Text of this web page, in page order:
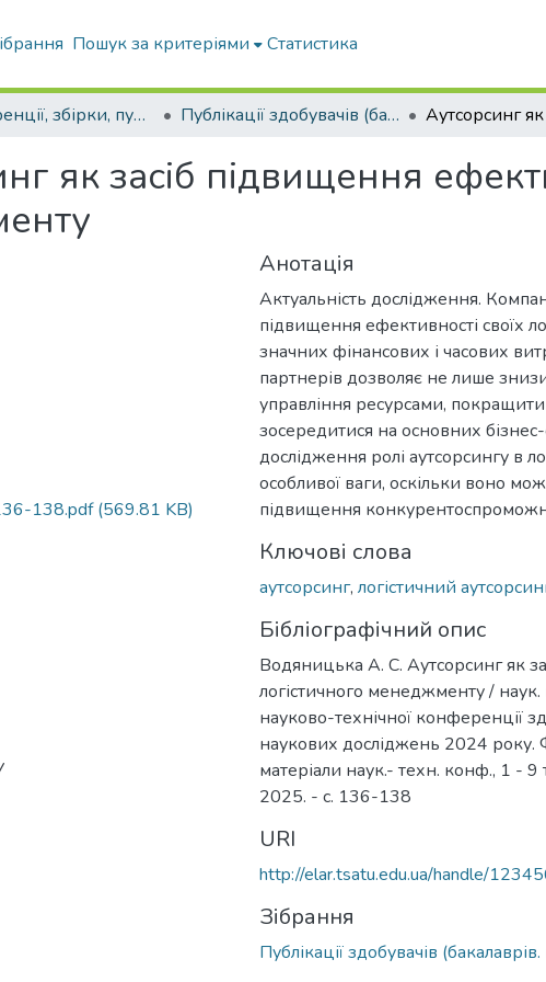
Пошук за критеріями Статистика
Конференції, збірки, публікації молодих вчених і здобувачів : магістрів, бакалаврів, аспірантів. Публікації здобувачів (бакалаврів. магістрів, аспірантів)
як засіб підвищення
138.pdf(569.81 KB)
Анотація
Актуальність дослідження.
підвищення ефективності своїх
значних фінансових і часових
партнерів дозволяє не лише
управління ресурсами, покращити
зосередитися на основних
дослідження ролі аутсорсингу в
особливої ваги, оскільки воно
підвищення
Ключові слова
аутсорсинг, логістичний
Бібліографічний опис
Водяницька А. С. Аутсорсинг як
логістичного менеджменту / наук.
науково-технічної конференції
наукових досліджень 2024 року.
матеріали наук.- техн. конф., 1 -
2025. - с. 136-138
URI
http://elar.tsatu.edu.ua/handle/
Зібрання
Публікації здобувачів (бакалаврів.